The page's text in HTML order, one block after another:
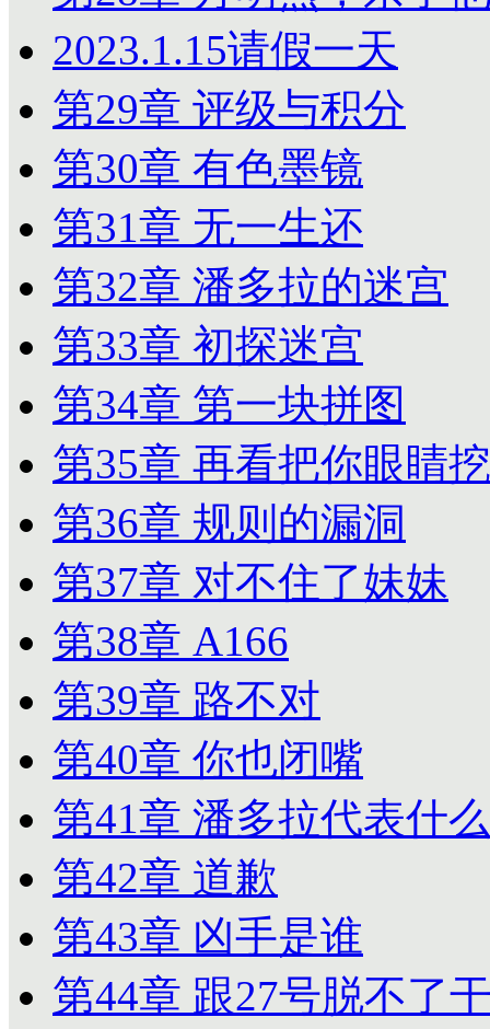
2023.1.15请假一天
第29章 评级与积分
第30章 有色墨镜
第31章 无一生还
第32章 潘多拉的迷宫
第33章 初探迷宫
第34章 第一块拼图
第35章 再看把你眼睛
第36章 规则的漏洞
第37章 对不住了妹妹
第38章 A166
第39章 路不对
第40章 你也闭嘴
第41章 潘多拉代表什么
第42章 道歉
第43章 凶手是谁
第44章 跟27号脱不了